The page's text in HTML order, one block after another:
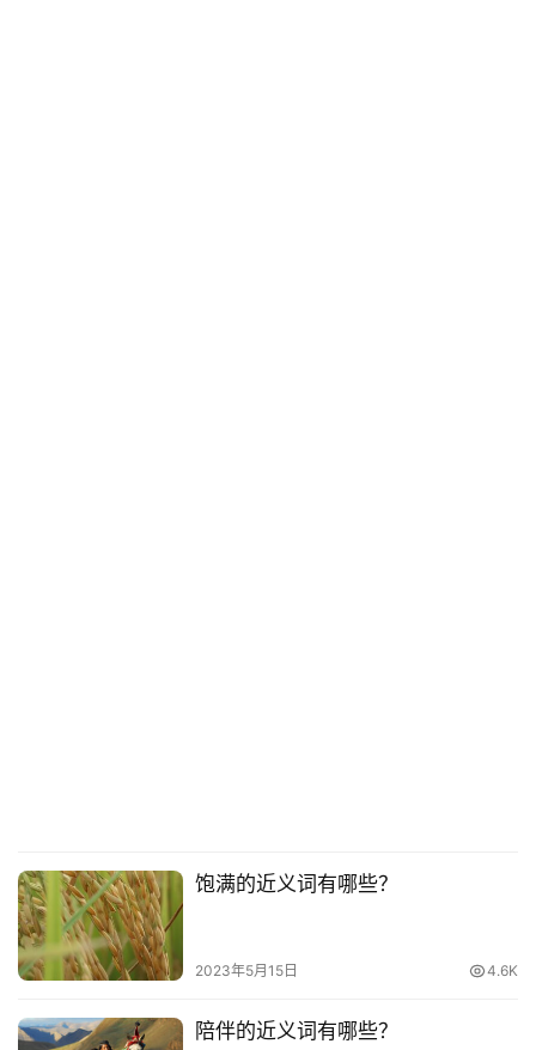
饱满的近义词有哪些？
2023年5月15日 4.6K
陪伴的近义词有哪些？